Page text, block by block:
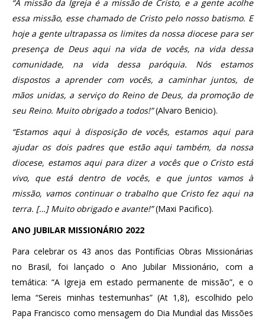
“A missão da Igreja é a missão de Cristo, e a gente acolhe
essa missão, esse chamado de Cristo pelo nosso batismo. E
hoje a gente ultrapassa os limites da nossa diocese para ser
presença de Deus aqui na vida de vocês, na vida dessa
comunidade, na vida dessa paróquia. Nós estamos
dispostos a aprender com vocês, a caminhar juntos, de
mãos unidas, a serviço do Reino de Deus, da promoção de
seu Reino. Muito obrigado a todos!”(Alvaro Benicio).
“Estamos aqui à disposição de vocês, estamos aqui para
ajudar os dois padres que estão aqui também, da nossa
diocese, estamos aqui para dizer a vocês que o Cristo está
vivo, que está dentro de vocês, e que juntos vamos à
missão, vamos continuar o trabalho que Cristo fez aqui na
terra. […] Muito obrigado e avante!”(Maxi Pacifico).
ANO JUBILAR MISSIONÁRIO 2022
Para celebrar os 43 anos das Pontifícias Obras Missionárias
no Brasil, foi lançado o Ano Jubilar Missionário, com a
temática: “A Igreja em estado permanente de missão”, e o
lema “Sereis minhas testemunhas” (At 1,8), escolhido pelo
Papa Francisco como mensagem do Dia Mundial das Missões